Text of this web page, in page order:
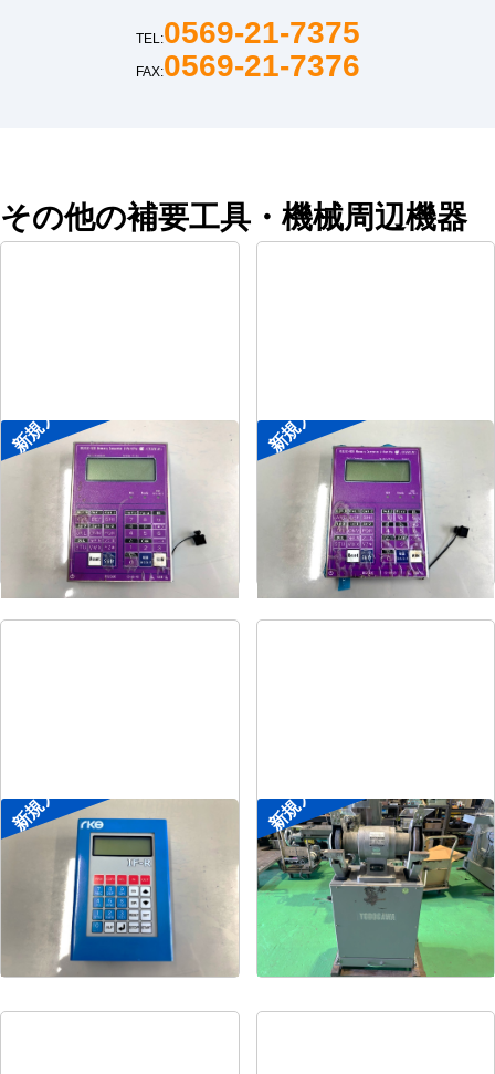
TEL:0569-21-7375
FAX:0569-21-7376
その他の補要工具・機械周辺機器
新規入荷
ポータブル入出力装置
協立アスリック
式U-Port Pro
式-
新規入荷
ポータブル入出力装置
メーカー 協立アスリック
式U-Port Pro
式-
新規入荷
ポータブル入出力装置
メーカー
菱電工機エンジニアリ
ング
式 IF-R
新規入荷
両頭グラインダー
メーカー 淀川電機
形 FG-255T
式